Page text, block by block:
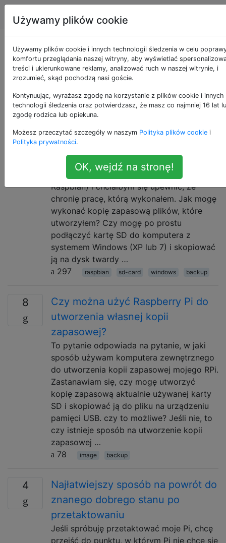
Raspberry Pi
Pytania otagowane
jako backup
Pytania o to, co i jak wykonać kopię zapasową
Raspberry Pi
17
Jak wykonać kopię zapasową
mojego Raspberry Pi?
Od kilku tygodni piszę programy dla
mojego Raspberry Pi (z systemem
Raspbian) i chciałbym się upewnić, że
chronię pracę, którą wykonałem. Jak mogę
wykonać kopię zapasową plików, które
utworzyłem? Czy mogę po prostu
podłączyć kartę SD do komputera z
systemem Windows (XP lub 7) i skopiować
ją na dysk twardy …
297
raspbian sd-card windows backup
8
Czy można użyć Raspberry Pi do
utworzenia własnej kopii
zapasowej?
To pytanie odpowiada na pytanie, w jaki
sposób używam komputera zewnętrznego
do utworzenia kopii zapasowej mojego RPi.
Zastanawiam się, czy mogę utworzyć
kopię zapasową aktualnie używanej karty
SD i skopiować ją do pliku na urządzeniu
pamięci USB. czy to możliwe? Jeśli nie, to
czy istnieje sposób na utworzenie kopii
zapasowej …
78
image backup
4
Najłatwiejszy sposób na powrót do
znanego dobrego stanu po
przetaktowaniu
Jeśli spróbuję przetaktować moje Pi, chcę
przejść do punktu, w którym Pi nie chce się
Używamy plików cookie
Używamy plików cookie i innych technologii śledzenia w celu
komfortu przeglądania naszej witryny, aby wyświetlać
treści i ukierunkowane reklamy, analizować ruch w naszej witrynie, i
zrozumieć, skąd pochodzą nasi goście.
Kontynuując, wyrażasz zgodę na korzystanie z plików cookie i innych
technologii śledzenia oraz potwierdzasz, że masz co najmniej 16 lat
zgodę rodzica lub opiekuna.
Możesz przeczytać szczegóły w naszym Polityka plików cookie i
Polityka prywatności.
OK, wejdź na stronę!